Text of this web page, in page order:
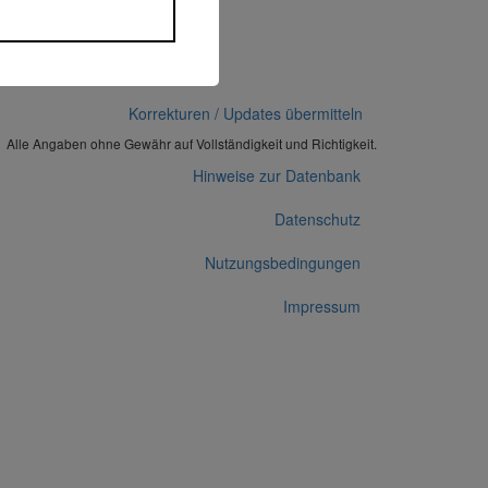
Korrekturen / Updates übermitteln
Alle Angaben ohne Gewähr auf Vollständigkeit und Richtigkeit.
Hinweise zur Datenbank
Datenschutz
Nutzungsbedingungen
Impressum